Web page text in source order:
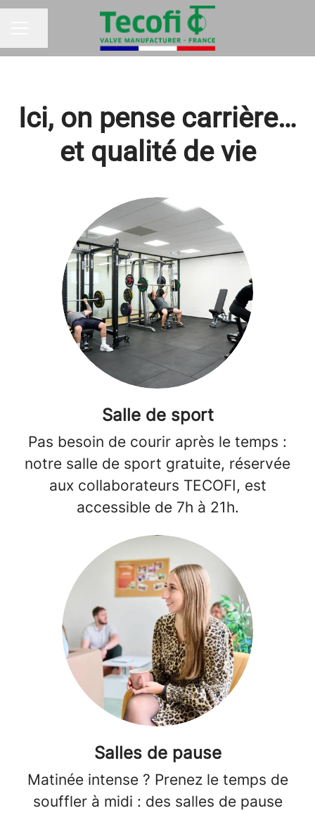
Partager la page
Ici, on pense carrière…
et qualité de vie
Salle de sport
Pas besoin de courir après le temps :
notre salle de sport gratuite, réservée
aux collaborateurs TECOFI, est
accessible de 7h à 21h.
Salles de pause
Matinée intense ? Prenez le temps de
souffler à midi : des salles de pause